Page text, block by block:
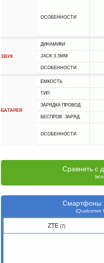
ОСОБЕННОСТИ
ЗВУК
ДИНАМИКИ
JACK 3.5MM
ОСОБЕННОСТИ
БАТАРЕЯ
ЕМКОСТЬ
ТИП
ЗАРЯДКА ПРОВОД
БЕСПРОВ. ЗАРЯД.
ОСОБЕННОСТИ
Сравнить с
Смартфоны
(Qualcomm
ZTE (7)